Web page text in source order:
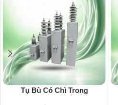
Tụ Bù Có Chì Trong